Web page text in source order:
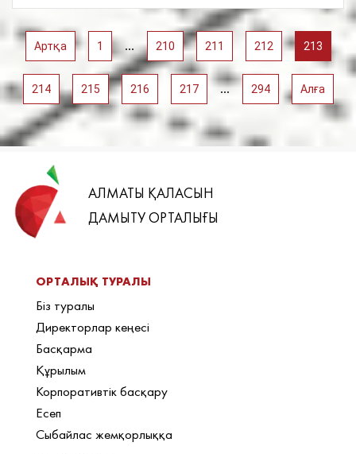
Артқа 1 ... 210 211 212 213
214 215 216 217 ... 294 Алға
АЛМАТЫ ҚАЛАСЫН
ДАМЫТУ ОРТАЛЫҒЫ
ОРТАЛЫҚ ТУРАЛЫ
Біз туралы
Директорлар кеңесі
Басқарма
Құрылым
Корпоративтік басқару
Есеп
Сыбайлас жемқорлыққа